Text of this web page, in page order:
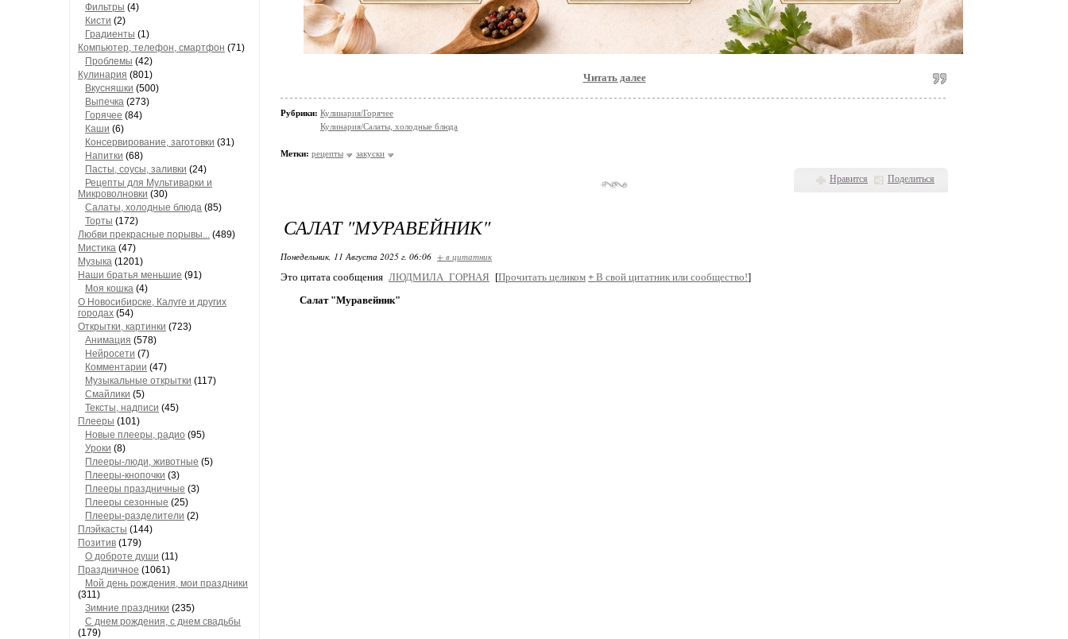
Фильтры (4)
Кисти (2)
Градиенты (1)
Компьютер, телефон, смартфон (71)
Проблемы (42)
Кулинария (801)
Вкусняшки (500)
Выпечка (273)
Горячее (84)
Каши (6)
Консервирование, заготовки (31)
Напитки (68)
Пасты, соусы, заливки (24)
Рецепты для Мультиварки и
Микроволновки (30)
Салаты, холодные блюда (85)
Торты (172)
Любви прекрасные порывы... (489)
Мистика (47)
Музыка (1201)
Наши братья меньшие (91)
Моя кошка (4)
О Новосибирске, Калуге и других
городах (54)
Открытки, картинки (723)
Анимация (578)
Нейросети (7)
Комментарии (47)
Музыкальные открытки (117)
Смайлики (5)
Тексты, надписи (45)
Плееры (101)
Новые плееры, радио (95)
Уроки (8)
Плееры-люди, животные (5)
Плееры-кнопочки (3)
Плееры праздничные (3)
Плееры сезонные (25)
Плееры-разделители (2)
Плэйкасты (144)
Позитив (179)
О доброте души (11)
Праздничное (1061)
Мой день рождения, мои праздники
(311)
Зимние праздники (235)
С днем рождения, с днем свадьбы
(179)
Нравится Поделиться
Читать далее
Рубрики: Кулинария/Горячее
Кулинария/Салаты, холодные блюда
Метки: рецепты закуски
САЛАТ "МУРАВЕЙНИК"
Понедельник, 11 Августа 2025 г. 06:06 + в цитатник
Это цитата сообщения ЛЮДМИЛА_ГОРНАЯ [Прочитать целиком + В свой цитатник или сообщество!]
Салат "Муравейник"